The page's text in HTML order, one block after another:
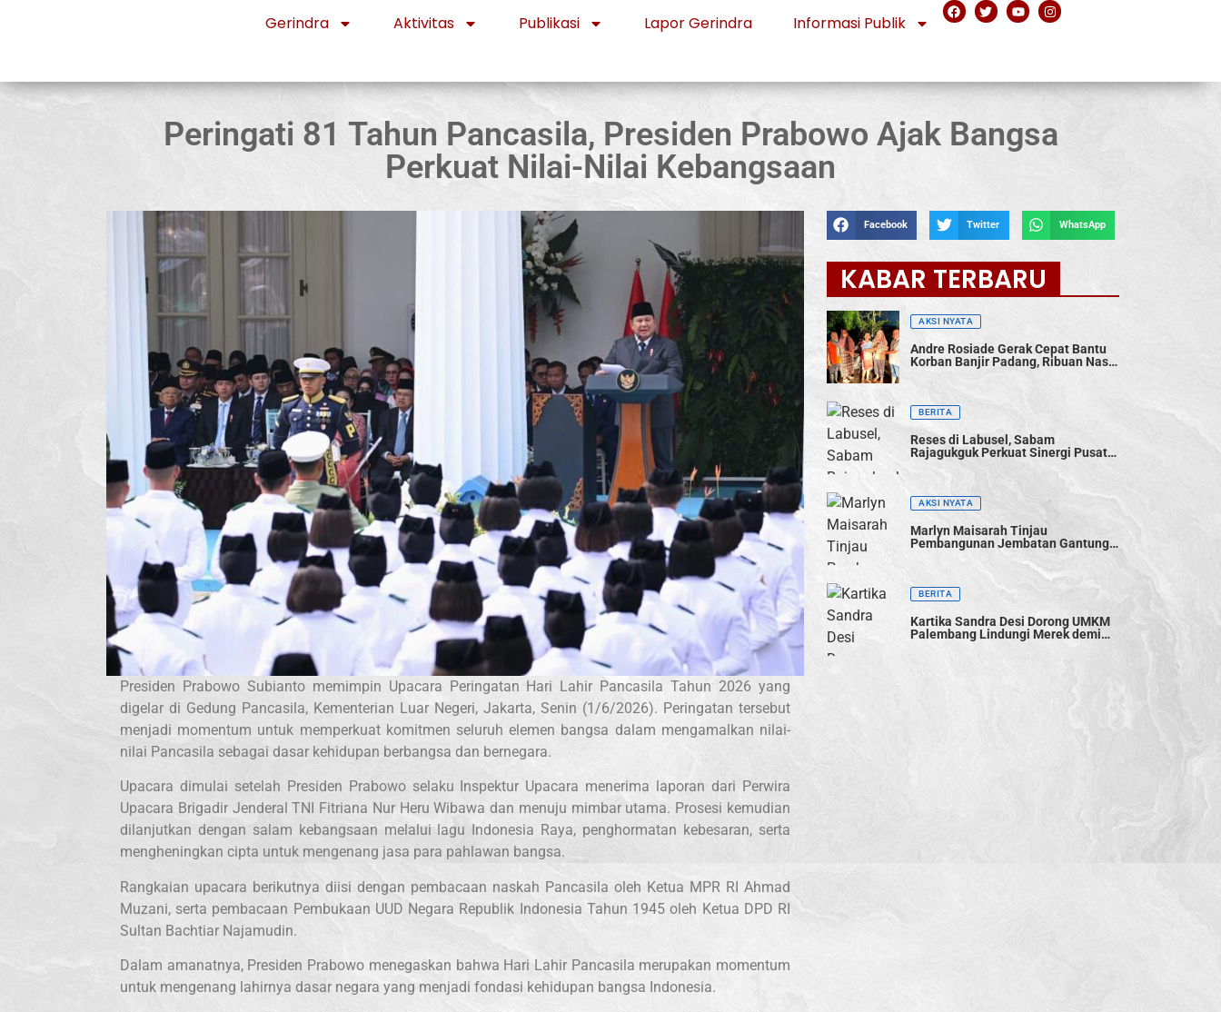
Gerindra Aktivitas Publikasi Lapor Gerindra Informasi Publik
Peringati 81 Tahun Pancasila, Presiden Prabowo Ajak Bangsa
Perkuat Nilai-Nilai Kebangsaan
Presiden Prabowo Subianto memimpin Upacara Peringatan Hari Lahir Pancasila Tahun 2026 yang
digelar di Gedung Pancasila, Kementerian Luar Negeri, Jakarta, Senin (1/6/2026). Peringatan tersebut
menjadi momentum untuk memperkuat komitmen seluruh elemen bangsa dalam mengamalkan nilai-
nilai Pancasila sebagai dasar kehidupan berbangsa dan bernegara.
Upacara dimulai setelah Presiden Prabowo selaku Inspektur Upacara menerima laporan dari Perwira
Upacara Brigadir Jenderal TNI Fitriana Nur Heru Wibawa dan menuju mimbar utama. Prosesi kemudian
dilanjutkan dengan salam kebangsaan melalui lagu Indonesia Raya, penghormatan kebesaran, serta
mengheningkan cipta untuk mengenang jasa para pahlawan bangsa.
Rangkaian upacara berikutnya diisi dengan pembacaan naskah Pancasila oleh Ketua MPR RI Ahmad
Muzani, serta pembacaan Pembukaan UUD Negara Republik Indonesia Tahun 1945 oleh Ketua DPD RI
Sultan Bachtiar Najamudin.
Dalam amanatnya, Presiden Prabowo menegaskan bahwa Hari Lahir Pancasila merupakan momentum
untuk mengenang lahirnya dasar negara yang menjadi fondasi kehidupan bangsa Indonesia.
Facebook Twitter WhatsApp
KABAR TERBARU
AKSI NYATA
Andre Rosiade Gerak Cepat Bantu
Korban Banjir Padang, Ribuan Nasi
BERITA
Reses di Labusel, Sabam
Rajagukguk Perkuat Sinergi Pusat-
AKSI NYATA
Marlyn Maisarah Tinjau
Pembangunan Jembatan Gantung
Cibeber, Pastikan Aspirasi Warga
BERITA
Kartika Sandra Desi Dorong UMKM
Palembang Lindungi Merek demi